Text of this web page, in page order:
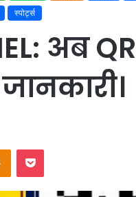
स्पोर्ट्स
अब